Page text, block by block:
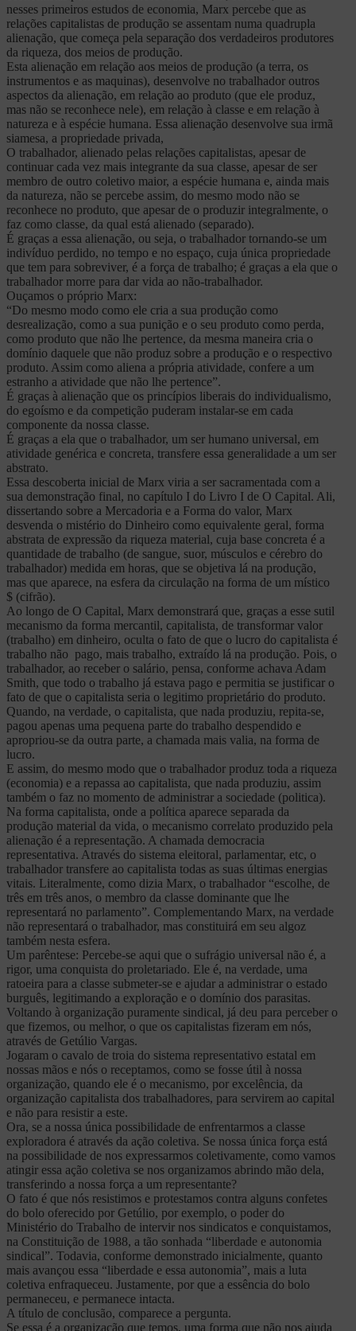
nesses primeiros estudos de economia, Marx percebe que as
relações capitalistas de produção se assentam numa quadrupla
alienação, que começa pela separação dos verdadeiros produtores
da riqueza, dos meios de produção.
Esta alienação em relação aos meios de produção (a terra, os
instrumentos e as maquinas), desenvolve no trabalhador outros
aspectos da alienação, em relação ao produto (que ele produz,
mas não se reconhece nele), em relação à classe e em relação à
natureza e à espécie humana. Essa alienação desenvolve sua irmã
siamesa, a propriedade privada,
O trabalhador, alienado pelas relações capitalistas, apesar de
continuar cada vez mais integrante da sua classe, apesar de ser
membro de outro coletivo maior, a espécie humana e, ainda mais
da natureza, não se percebe assim, do mesmo modo não se
reconhece no produto, que apesar de o produzir integralmente, o
faz como classe, da qual está alienado (separado).
É graças a essa alienação, ou seja, o trabalhador tornando-se um
indivíduo perdido, no tempo e no espaço, cuja única propriedade
que tem para sobreviver, é a força de trabalho; é graças a ela que o
trabalhador morre para dar vida ao não-trabalhador.
Ouçamos o próprio Marx:
“Do mesmo modo como ele cria a sua produção como
desrealização, como a sua punição e o seu produto como perda,
como produto que não lhe pertence, da mesma maneira cria o
domínio daquele que não produz sobre a produção e o respectivo
produto. Assim como aliena a própria atividade, confere a um
estranho a atividade que não lhe pertence”.
É graças à alienação que os princípios liberais do individualismo,
do egoísmo e da competição puderam instalar-se em cada
componente da nossa classe.
É graças a ela que o trabalhador, um ser humano universal, em
atividade genérica e concreta, transfere essa generalidade a um ser
abstrato.
Essa descoberta inicial de Marx viria a ser sacramentada com a
sua demonstração final, no capítulo I do Livro I de O Capital. Ali,
dissertando sobre a Mercadoria e a Forma do valor, Marx
desvenda o mistério do Dinheiro como equivalente geral, forma
abstrata de expressão da riqueza material, cuja base concreta é a
quantidade de trabalho (de sangue, suor, músculos e cérebro do
trabalhador) medida em horas, que se objetiva lá na produção,
mas que aparece, na esfera da circulação na forma de um místico
$ (cifrão).
Ao longo de O Capital, Marx demonstrará que, graças a esse sutil
mecanismo da forma mercantil, capitalista, de transformar valor
(trabalho) em dinheiro, oculta o fato de que o lucro do capitalista é
trabalho não pago, mais trabalho, extraído lá na produção. Pois, o
trabalhador, ao receber o salário, pensa, conforme achava Adam
Smith, que todo o trabalho já estava pago e permitia se justificar o
fato de que o capitalista seria o legitimo proprietário do produto.
Quando, na verdade, o capitalista, que nada produziu, repita-se,
pagou apenas uma pequena parte do trabalho despendido e
apropriou-se da outra parte, a chamada mais valia, na forma de
lucro.
E assim, do mesmo modo que o trabalhador produz toda a riqueza
(economia) e a repassa ao capitalista, que nada produziu, assim
também o faz no momento de administrar a sociedade (politica).
Na forma capitalista, onde a política aparece separada da
produção material da vida, o mecanismo correlato produzido pela
alienação é a representação. A chamada democracia
representativa. Através do sistema eleitoral, parlamentar, etc, o
trabalhador transfere ao capitalista todas as suas últimas energias
vitais. Literalmente, como dizia Marx, o trabalhador “escolhe, de
três em três anos, o membro da classe dominante que lhe
representará no parlamento”. Complementando Marx, na verdade
não representará o trabalhador, mas constituirá em seu algoz
também nesta esfera.
Um parêntese: Percebe-se aqui que o sufrágio universal não é, a
rigor, uma conquista do proletariado. Ele é, na verdade, uma
ratoeira para a classe submeter-se e ajudar a administrar o estado
burguês, legitimando a exploração e o domínio dos parasitas.
Voltando à organização puramente sindical, já deu para perceber o
que fizemos, ou melhor, o que os capitalistas fizeram em nós,
através de Getúlio Vargas.
Jogaram o cavalo de troia do sistema representativo estatal em
nossas mãos e nós o receptamos, como se fosse útil à nossa
organização, quando ele é o mecanismo, por excelência, da
organização capitalista dos trabalhadores, para servirem ao capital
e não para resistir a este.
Ora, se a nossa única possibilidade de enfrentarmos a classe
exploradora é através da ação coletiva. Se nossa única força está
na possibilidade de nos expressarmos coletivamente, como vamos
atingir essa ação coletiva se nos organizamos abrindo mão dela,
transferindo a nossa força a um representante?
O fato é que nós resistimos e protestamos contra alguns confetes
do bolo oferecido por Getúlio, por exemplo, o poder do
Ministério do Trabalho de intervir nos sindicatos e conquistamos,
na Constituição de 1988, a tão sonhada “liberdade e autonomia
sindical”. Todavia, conforme demonstrado inicialmente, quanto
mais avançou essa “liberdade e essa autonomia”, mais a luta
coletiva enfraqueceu. Justamente, por que a essência do bolo
permaneceu, e permanece intacta.
A título de conclusão, comparece a pergunta.
Se essa é a organização que temos, uma forma que não nos ajuda